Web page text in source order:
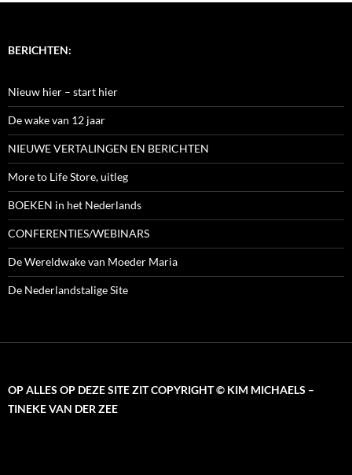
BERICHTEN:
Nieuw hier – start hier
De wake van 12 jaar
NIEUWE VERTALINGEN EN BERICHTEN
More to Life Store, uitleg
BOEKEN in het Nederlands
CONFERENTIES/WEBINARS
De Wereldwake van Moeder Maria
De Nederlandstalige Site
OP ALLES OP DEZE SITE ZIT COPYRIGHT © KIM MICHAELS –
TINEKE VAN DER ZEE